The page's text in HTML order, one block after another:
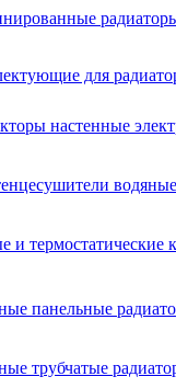
для
настенные
водяные
и термостатические
панельные
трубчатые